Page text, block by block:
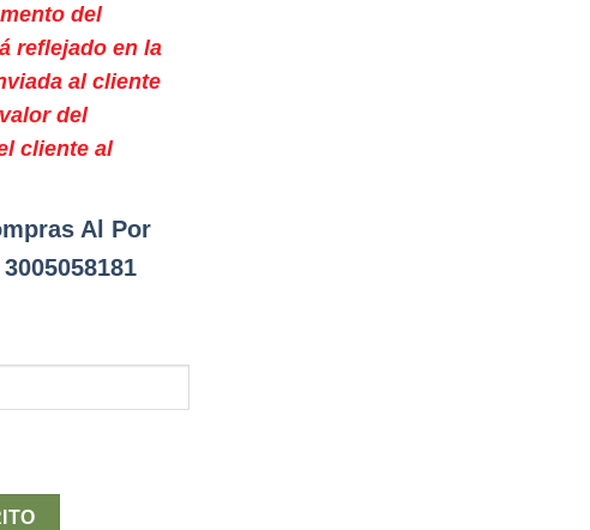
del
reflejado en la
al cliente
del
cliente al
Al Por